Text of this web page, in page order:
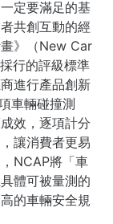
定要滿足的基
共創互動的經
》（New Car
行的評級標準
進行產品創新
車輛碰撞測
效，逐項計分
讓消費者更易
NCAP將「車
體可被量測的
的車輛安全規